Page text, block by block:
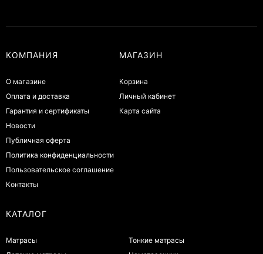
КОМПАНИЯ
О магазине
Оплата и доставка
Гарантия и сертификаты
Новости
Публичная оферта
Политика конфиденциальности
Пользовательское соглашение
Контакты
МАГАЗИН
Корзина
Личный кабинет
Карта сайта
КАТАЛОГ
Матрасы
Тонкие матрасы